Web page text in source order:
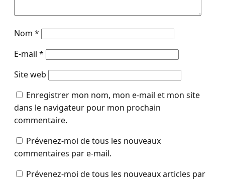
Nom *
E-mail *
Site web
Enregistrer mon nom, mon e-mail et mon site
dans le navigateur pour mon prochain
commentaire.
Prévenez-moi de tous les nouveaux
commentaires par e-mail.
Prévenez-moi de tous les nouveaux articles par